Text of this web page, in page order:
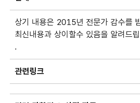
상기 내용은 2015년 전문가 감수를
최신내용과 상이할수 있음을 알려드
.
관련링크